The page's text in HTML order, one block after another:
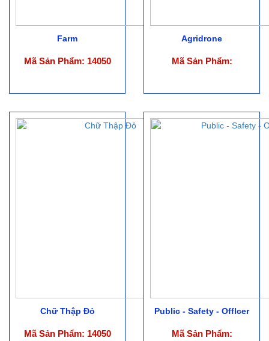
Farm
Mã Sản Phẩm: 14050
Agridrone
Mã Sản Phẩm:
Chữ Thập Đỏ
Mã Sản Phẩm: 14050
Public - Safety - Offlcer
Mã Sản Phẩm: